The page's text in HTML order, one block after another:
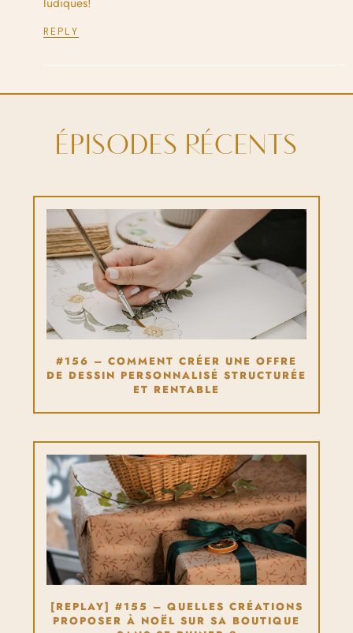
REPLY
ÉPISODES RÉCENTS
#156 – COMMENT CRÉER UNE OFFRE
DE DESSIN PERSONNALISÉ STRUCTURÉE
ET RENTABLE
[REPLAY] #155 – QUELLES CRÉATIONS
PROPOSER À NOËL SUR SA BOUTIQUE